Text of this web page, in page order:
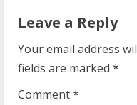
u
e
R
Leave a Reply
Your email address
fields are marked *
Comment*